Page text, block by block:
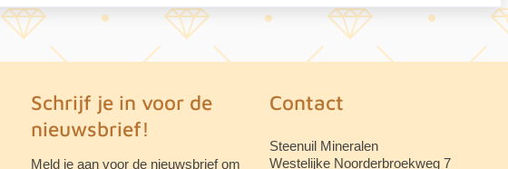
Schrijf je in voor de
nieuwsbrief!
Meld je aan voor de nieuwsbrief om
Contact
Steenuil Mineralen
Westelijke Noorderbroekweg 7